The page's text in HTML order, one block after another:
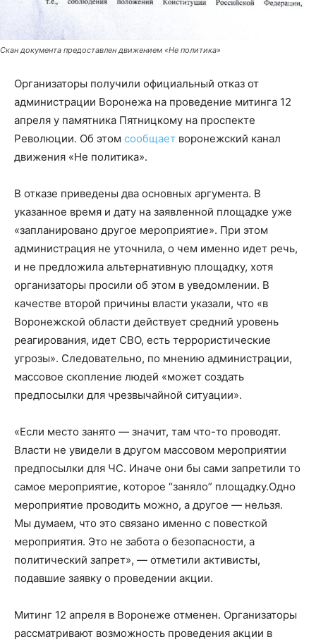
Скан документа предоставлен движением «Не политика»
Организаторы получили официальный отказ от
администрации Воронежа на проведение митинга 12
апреля у памятника Пятницкому на проспекте
Революции. Об этом сообщает воронежский канал
движения «Не политика».
В отказе приведены два основных аргумента. В
указанное время и дату на заявленной площадке уже
«запланировано другое мероприятие». При этом
администрация не уточнила, о чем именно идет речь,
и не предложила альтернативную площадку, хотя
организаторы просили об этом в уведомлении. В
качестве второй причины власти указали, что «в
Воронежской области действует средний уровень
реагирования, идет СВО, есть террористические
угрозы». Следовательно, по мнению администрации,
массовое скопление людей «может создать
предпосылки для чрезвычайной ситуации».
«Если место занято — значит, там что-то проводят.
Власти не увидели в другом массовом мероприятии
предпосылки для ЧС. Иначе они бы сами запретили то
самое мероприятие, которое “заняло” площадку.Одно
мероприятие проводить можно, а другое — нельзя.
Мы думаем, что это связано именно с повесткой
мероприятия. Это не забота о безопасности, а
политический запрет», — отметили активисты,
подавшие заявку о проведении акции.
Митинг 12 апреля в Воронеже отменен. Организаторы
рассматривают возможность проведения акции в